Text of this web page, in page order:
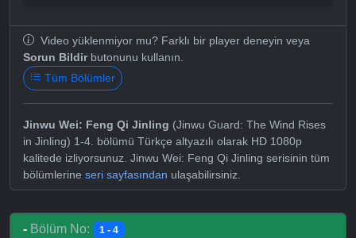
Video yüklenmiyor mu? Farklı bir player deneyin veya
Sorun Bildirbutonunu kullanın.
Tüm Bölümler
Jinwu Wei: Feng Qi Jinling (Jinwu Guard: The Wind Rises
in Jinling) 1-4. bölümü Türkçe altyazılı olarak HD 1080p
kalitede izliyorsunuz. Jinwu Wei: Feng Qi Jinling serisinin tüm
bölümlerine seri sayfasından ulaşabilirsiniz.
- Bölüm No: 1 - 4